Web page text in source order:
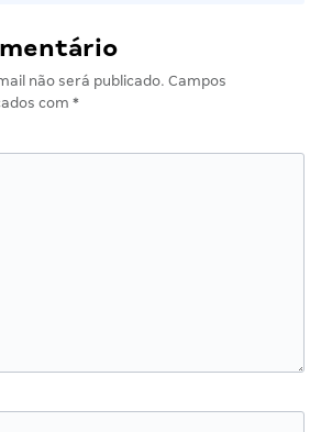
não será publicado. Campos
com *